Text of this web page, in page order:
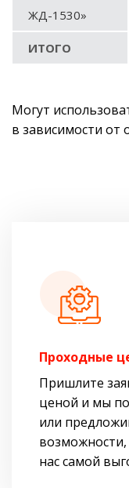
ЖД-1530»
ИТОГО
Могут
в зависимости от
Проходные
Пришлите
ценой и мы
или
нас самой